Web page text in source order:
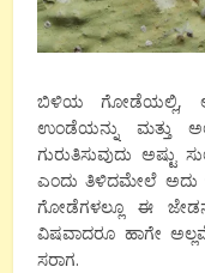
ಬಿಳಿಯ ಗೋಡೆಯಲ್ಲಿ,
ಉಂಡೆಯನ್ನು ಮತ್ತು
ಗುರುತಿಸುವುದು
ಎಂದು ತಿಳಿದಮೇಲೆ ಅದು
ಗೋಡೆಗಳಲ್ಲೂ ಈ
ವಿಷವಾದರೂ ಹಾಗೇ
ಸರಾಗ.